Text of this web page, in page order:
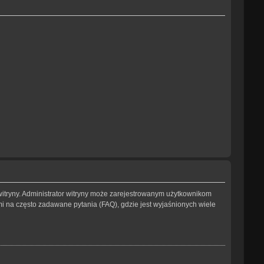
Administrator witryny może zarejestrowanym użytkownikom
często zadawane pytania (FAQ), gdzie jest wyjaśnionych wiele